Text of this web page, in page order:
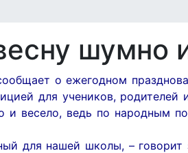
шумно
о ежегодном
для учеников, родителей
и весело, ведь по народным
для нашей школы, – говорит